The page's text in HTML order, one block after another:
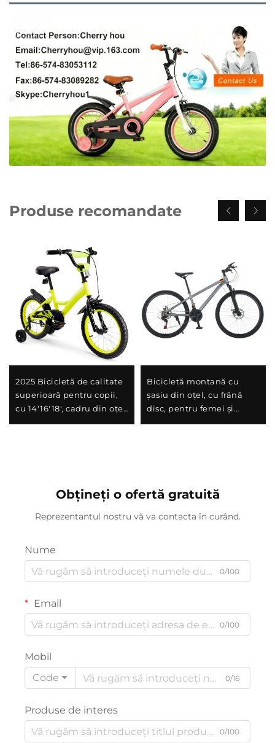
Produse recomandate
2025 Bicicletă de calitate
superioară pentru copii,
cu 14'16'18', cadru din oțel,
Bicicletă montană cu
șasiu din oțel, cu frână
disc, pentru femei și
Obțineți o ofertă gratuită
Reprezentantul nostru vă va contacta în curând.
Nume
0/100
Email
0/100
Mobil
Code
0/16
Produse de interes
0/100